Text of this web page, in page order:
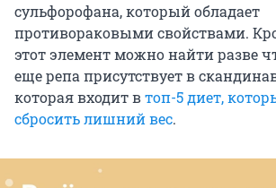
сульфорофана, который обладает
противораковыми свойствами.
этот элемент можно найти разве
еще репа присутствует в
которая входит втоп-5 диет,
сбросить лишний вес.